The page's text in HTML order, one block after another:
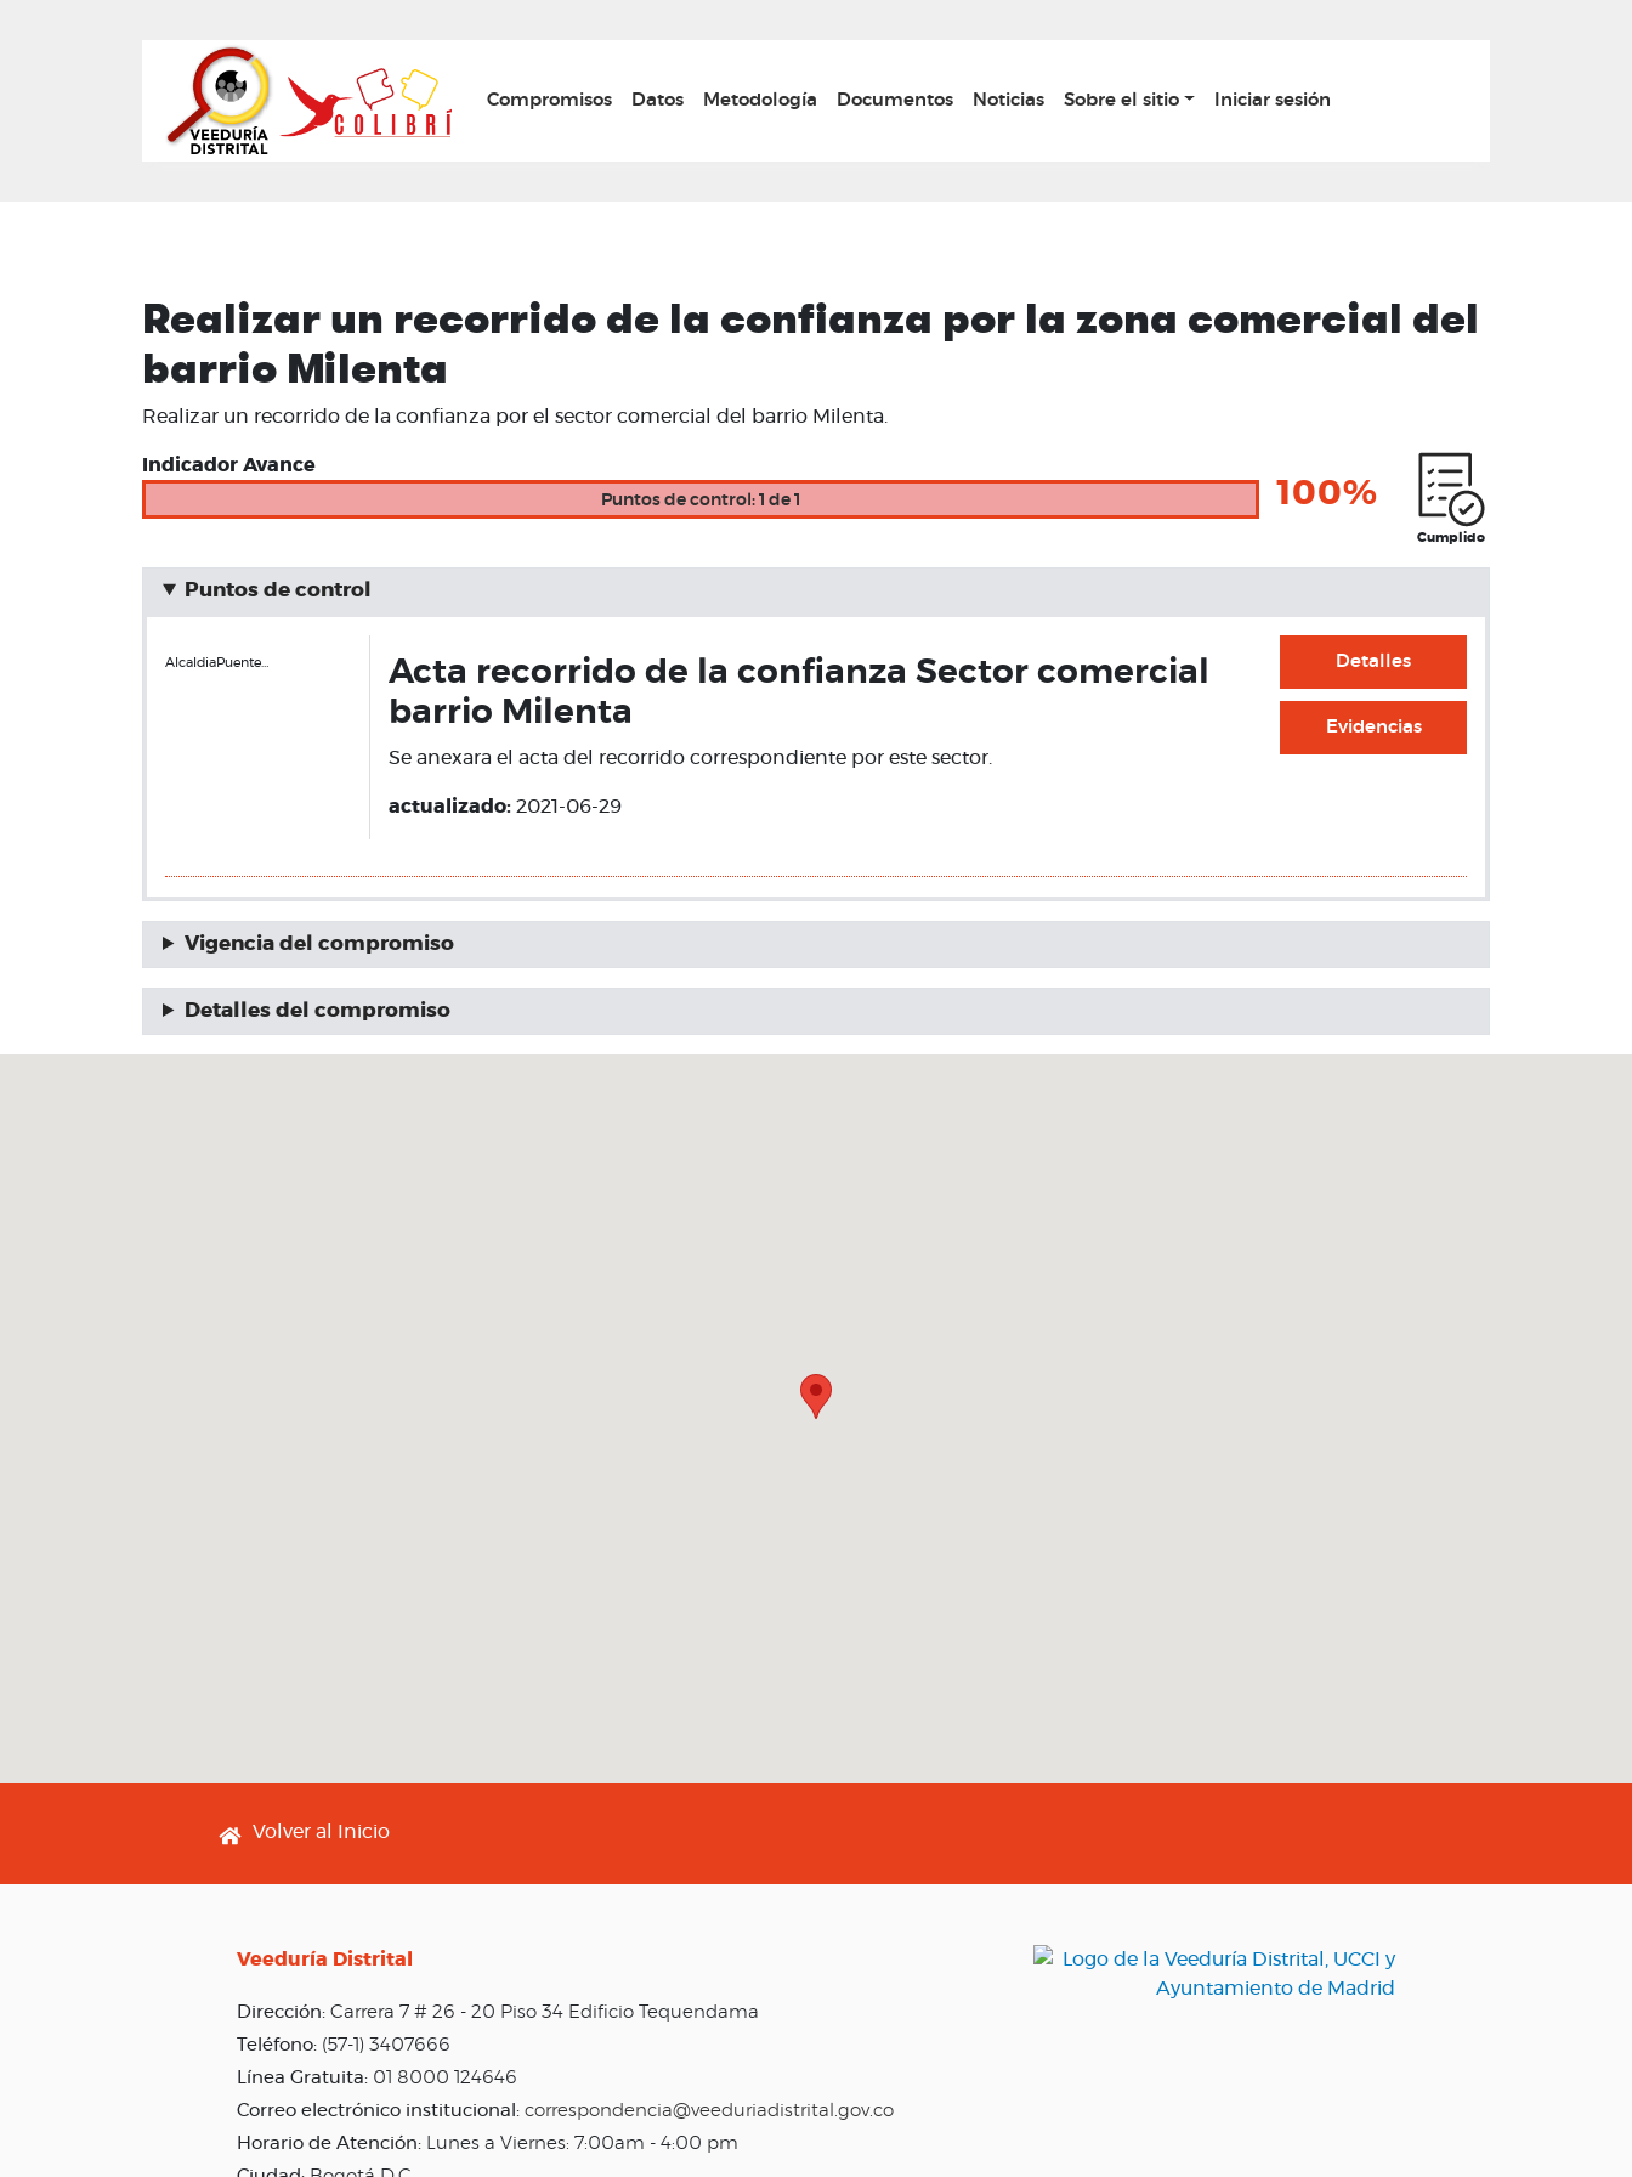
principal
Main navigation
Compromisos Datos Metodología Documentos Noticias Sobre el sitio Iniciar sesión
Realizar un recorrido de la confianza por la zona comercial del
barrio Milenta
Realizar un recorrido de la confianza por el sector comercial del barrio Milenta.
Indicador Avance
Puntos de control: 1 de 1 100%
Cumplido
Puntos de control
AlcaldiaPuente…
Acta recorrido de la confianza Sector comercial
barrio Milenta
Se anexara el acta del recorrido correspondiente por este sector.
actualizado: 2021-06-29
Detalles
Evidencias
Vigencia del compromiso
Detalles del compromiso
Footer menu
Volver al Inicio
Veeduría Distrital
Dirección: Carrera 7 # 26 - 20 Piso 34 Edificio Tequendama
Teléfono: (57-1) 3407666
Línea Gratuita: 01 8000 124646
Correo electrónico institucional: correspondencia@veeduriadistrital.gov.co
Horario de Atención: Lunes a Viernes: 7:00am - 4:00 pm